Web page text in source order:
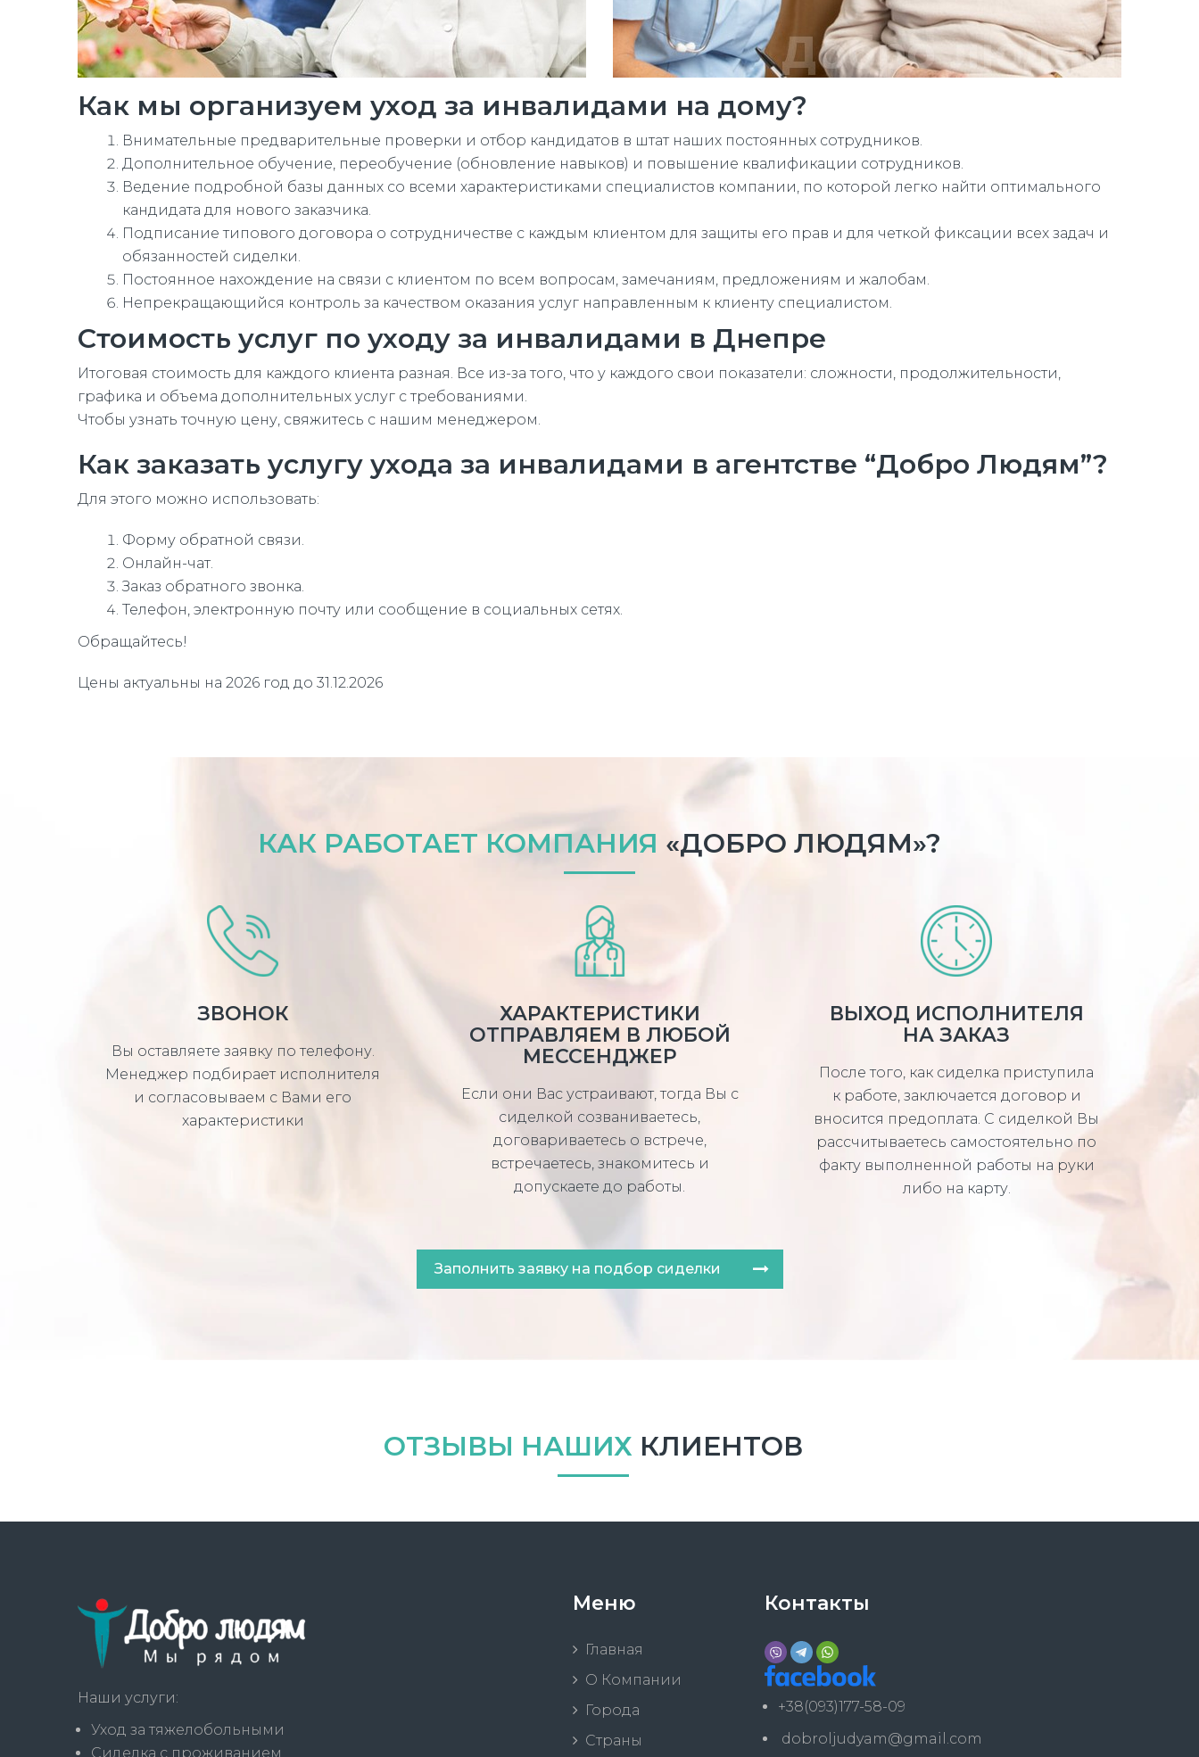
Как мы организуем уход за инвалидами на дому?
Внимательные предварительные проверки и отбор кандидатов в штат наших постоянных сотрудников.
Дополнительное обучение, переобучение (обновление навыков) и повышение квалификации сотрудников.
Ведение подробной базы данных со всеми характеристиками специалистов компании, по которой легко найти оптимального
кандидата для нового заказчика.
Подписание типового договора о сотрудничестве с каждым клиентом для защиты его прав и для четкой фиксации всех задач и
обязанностей сиделки.
Постоянное нахождение на связи с клиентом по всем вопросам, замечаниям, предложениям и жалобам.
Непрекращающийся контроль за качеством оказания услуг направленным к клиенту специалистом.
Стоимость услуг по уходу за инвалидами в Днепре
Итоговая стоимость для каждого клиента разная. Все из-за того, что у каждого свои показатели: сложности, продолжительности,
графика и объема дополнительных услуг с требованиями.
Чтобы узнать точную цену, свяжитесь с нашим менеджером.
Как заказать услугу ухода за инвалидами в агентстве “Добро Людям”?
Для этого можно использовать:
Форму обратной связи.
Онлайн-чат.
Заказ обратного звонка.
Телефон, электронную почту или сообщение в социальных сетях.
Обращайтесь!
Цены актуальны на 2026 год до 31.12.2026
КАК РАБОТАЕТ КОМПАНИЯ «ДОБРО ЛЮДЯМ»?
ЗВОНОК
Вы оставляете заявку по телефону.
Менеджер подбирает исполнителя
и согласовываем с Вами его
характеристики
ХАРАКТЕРИСТИКИ
ОТПРАВЛЯЕМ В ЛЮБОЙ
МЕССЕНДЖЕР
Если они Вас устраивают, тогда Вы с
сиделкой созваниваетесь,
договариваетесь о встрече,
встречаетесь, знакомитесь и
допускаете до работы.
ВЫХОД ИСПОЛНИТЕЛЯ
НА ЗАКАЗ
После того, как сиделка приступила
к работе, заключается договор и
вносится предоплата. С сиделкой Вы
рассчитываетесь самостоятельно по
факту выполненной работы на руки
либо на карту.
Заполнить заявку на подбор сиделки
ОТЗЫВЫ НАШИХ КЛИЕНТОВ
Наши услуги:
Уход за тяжелобольными
Сиделка с проживанием
Меню
Главная
О Компании
Города
Страны
Контакты
+38(093)177-58-09
dobroljudyam@gmail.com